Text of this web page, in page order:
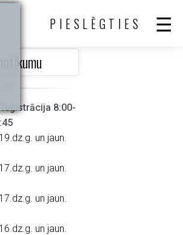
PIESLĒGTIES
8:00-
un jaun.
un jaun.
un jaun.
un jaun.